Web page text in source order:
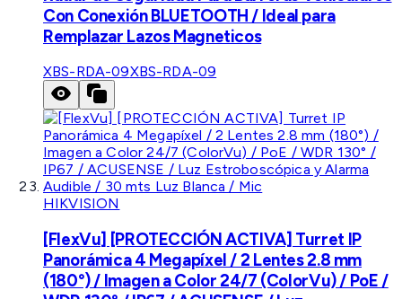
Con Conexión BLUETOOTH / Ideal para
Remplazar Lazos Magneticos
XBS-RDA-09XBS-RDA-09
HIKVISION
[FlexVu] [PROTECCIÓN ACTIVA] Turret IP
Panorámica 4 Megapíxel / 2 Lentes 2.8 mm
(180°) / Imagen a Color 24/7 (ColorVu) / PoE /